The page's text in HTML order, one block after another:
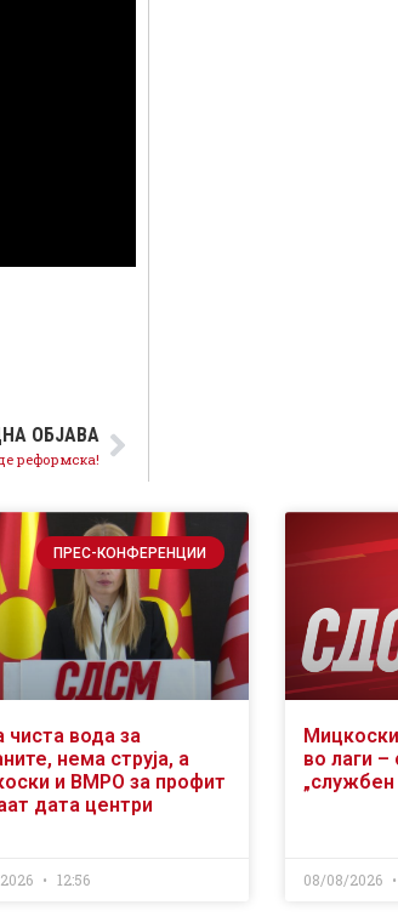
ОБЈАВА
реформска!
ПРЕС-КОНФЕРЕНЦИИ
чиста вода за
нема струја, а
и ВМРО за профит
дата центри
12:56
во лаги –
„службен
08/08/2026